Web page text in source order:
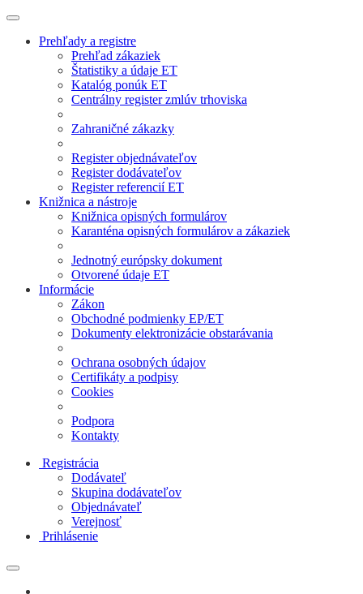
Prehľady a registre
Prehľad zákaziek
Štatistiky a údaje ET
Katalóg ponúk ET
Centrálny register zmlúv trhoviska
Zahraničné zákazky
Register objednávateľov
Register dodávateľov
Register referencií ET
Knižnica a nástroje
Knižnica opisných formulárov
Karanténa opisných formulárov a zákaziek
Jednotný európsky dokument
Otvorené údaje ET
Informácie
Zákon
Obchodné podmienky EP/ET
Dokumenty elektronizácie obstarávania
Ochrana osobných údajov
Certifikáty a podpisy
Cookies
Podpora
Kontakty
Registrácia
Dodávateľ
Skupina dodávateľov
Objednávateľ
Verejnosť
Prihlásenie